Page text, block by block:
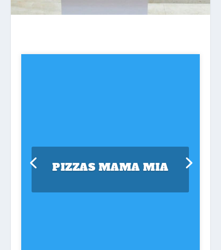
PIZZAS MAMA MIA